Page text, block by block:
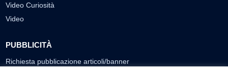
Video Curiosità
Video
PUBBLICITÀ
Richiesta pubblicazione articoli/banner